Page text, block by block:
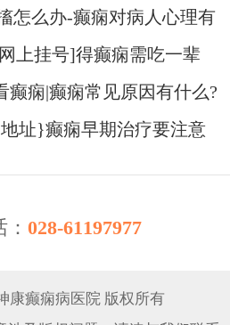
发生
怎么办-癫痫对病人心理有
上挂号]得癫痫需吃一辈
癫痫|癫痫常见原因有什么?
址}癫痫早期治疗要注意
028-61197977
康癫痫病医院 版权所有